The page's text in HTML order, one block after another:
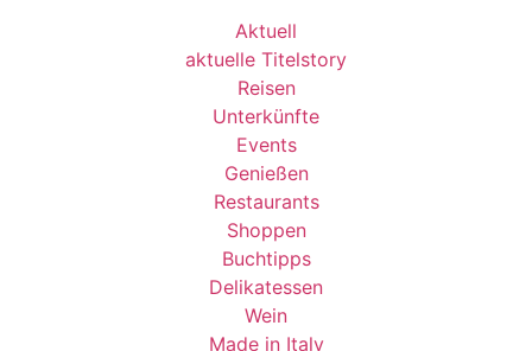
Aktuell
aktuelle Titelstory
Reisen
Unterkünfte
Events
Genießen
Restaurants
Shoppen
Buchtipps
Delikatessen
Wein
Made in Italy